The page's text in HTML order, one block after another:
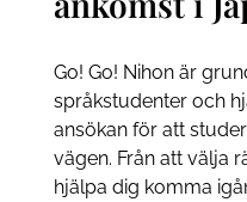
Go! Go! Nihon är
språkstudenter och
ansökan för att
vägen. Från att välja
hjälpa dig komma